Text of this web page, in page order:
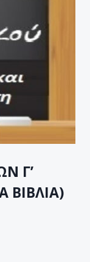
Γ’
ΒΙΒΛΙΑ)